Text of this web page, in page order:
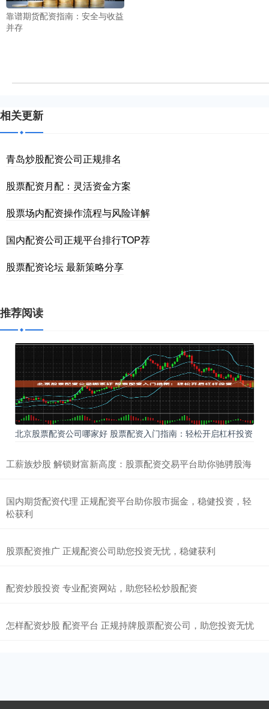
靠谱期货配资指南：安全与收益
并存
相关更新
青岛炒股配资公司正规排名
股票配资月配：灵活资金方案
股票场内配资操作流程与风险详解
国内配资公司正规平台排行TOP荐
股票配资论坛 最新策略分享
推荐阅读
北京股票配资公司哪家好 股票配资入门指南：轻松开启杠杆投资
工薪族炒股 解锁财富新高度：股票配资交易平台助你驰骋股海
国内期货配资代理 正规配资平台助你股市掘金，稳健投资，轻
松获利
股票配资推广 正规配资公司助您投资无忧，稳健获利
配资炒股投资 专业配资网站，助您轻松炒股配资
怎样配资炒股 配资平台 正规持牌股票配资公司，助您投资无忧